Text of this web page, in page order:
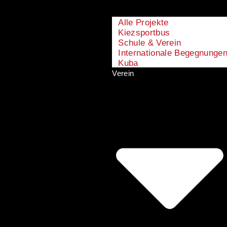
Alle Projekte
Kiezsportbus
Schule & Verein
Internationale
Kuba
Verein